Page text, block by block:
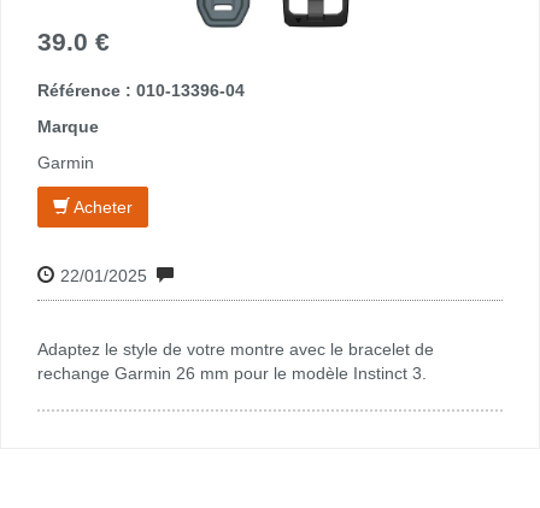
39.0 €
Référence : 010-13396-04
Marque
Garmin
Acheter
22/01/2025
Adaptez le style de votre montre avec le bracelet de
rechange Garmin 26 mm pour le modèle Instinct 3.